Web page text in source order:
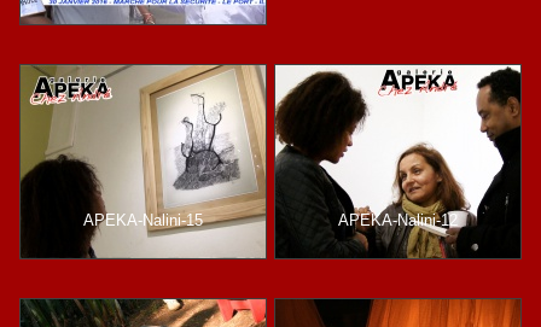
APEKA-Nalini-15 APEKA-Nalini-12